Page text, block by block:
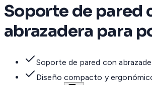
Soporte de pared
abrazadera para
Soporte de pared con
Diseño compacto y